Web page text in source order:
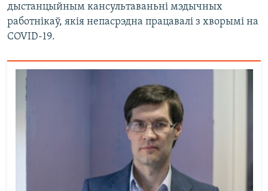
дыстанцыйным кансультаваньні мэдычных
работнікаў, якія непасрэдна працавалі з хворымі на
COVID-19.